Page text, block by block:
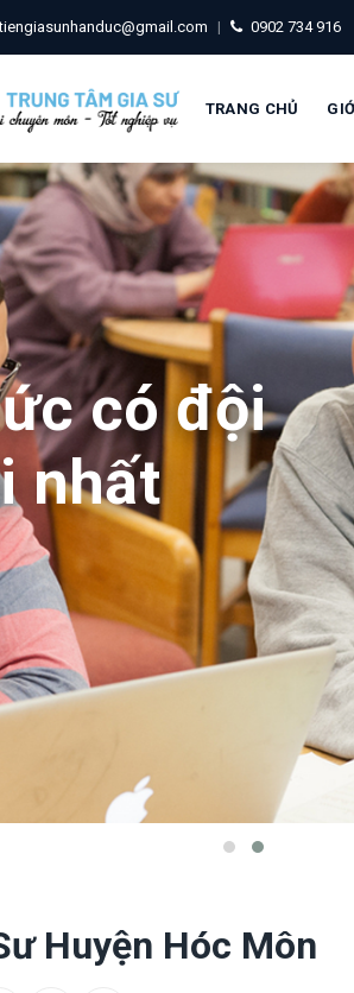
| 0902 734 916
TRANG CHỦ
có đội
nhất
Huyện Hóc Môn